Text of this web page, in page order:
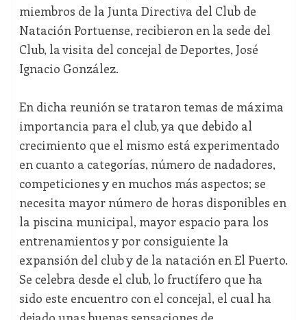
miembros de la Junta Directiva del Club de
Natación Portuense, recibieron en la sede del
Club, la visita del concejal de Deportes, José
Ignacio González.
En dicha reunión se trataron temas de máxima
importancia para el club, ya que debido al
crecimiento que el mismo está experimentado
en cuanto a categorías, número de nadadores,
competiciones y en muchos más aspectos; se
necesita mayor número de horas disponibles en
la piscina municipal, mayor espacio para los
entrenamientos y por consiguiente la
expansión del club y de la natación en El Puerto.
Se celebra desde el club, lo fructífero que ha
sido este encuentro con el concejal, el cual ha